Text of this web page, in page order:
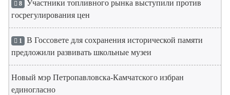
8 Участники топливного рынка выступили против
госрегулирования цен
1 В Госсовете для сохранения исторической памяти
предложили развивать школьные музеи
Новый мэр Петропавловска-Камчатского избран
единогласно